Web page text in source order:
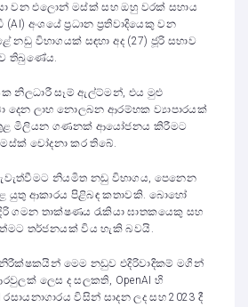
වන එලොන් මස්ක් සහ ඔහු වරක් සහාය
අංශයේ ප්‍රධාන ප්‍රතිවාදියෙකු වන
නඩු විභාගයක් සඳහා අද (27) ජූරි සභාව
තිබුණේය.
නිලධාරී සෑම් ඇල්ට්මන්, එය මුළු
දෙන ලාභ නොලබන ආරම්භක ව්‍යාපාරයක්
මිලියන ගණනක් ආයෝජනය කිරීමට
චෝදනා කර තිබේ.
නියමිත නඩු විභාගය, පෙනෙන
යුතු ආකාරය පිළිබඳ කතාවකි. බොහෝ
ගමන තාක්ෂණය රැකියා ඝාතකයෙකු සහ
තර්ජනයක් විය හැකි බවයි.
මෙම නඩුව එදිරිවාදිකම් මගින්
ලෙස ද සලකති, OpenAI හි
රසායනාගාරය විසින් සාදන ලද සහ 2023 දී